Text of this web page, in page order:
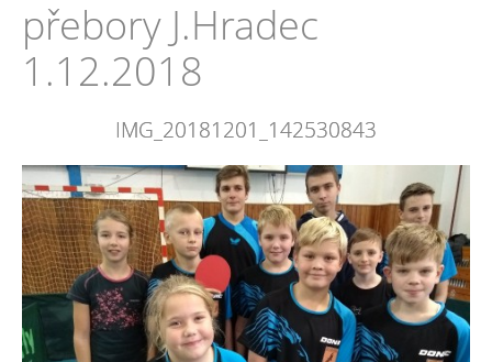
přebory J.Hradec
1.12.2018
IMG_20181201_142530843